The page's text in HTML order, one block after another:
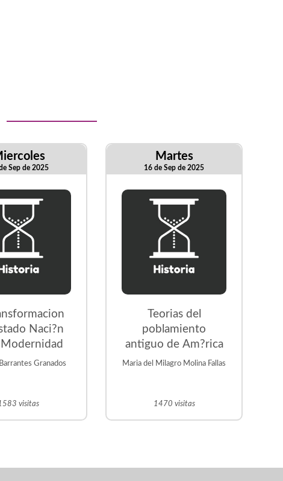
Sep de 2025
Naci?n
Granados
visitas
Martes
16 de Sep de 2025
Teorias del
poblamiento
antiguo de Am?rica
Maria del Milagro Molina Fallas
1470 visitas